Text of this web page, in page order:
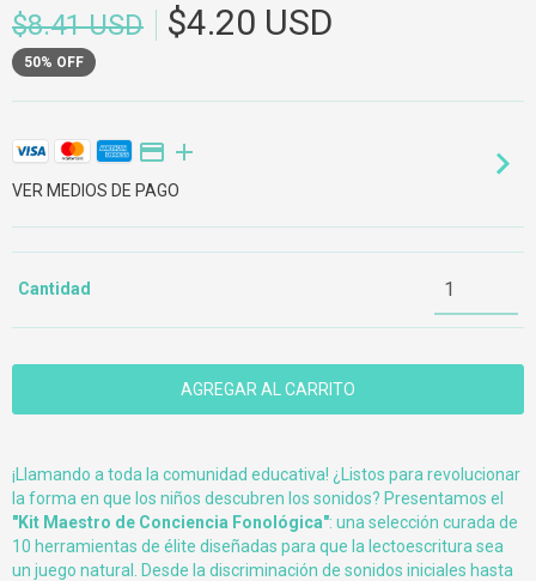
$8.41 USD $4.20 USD
50% OFF
VER MEDIOS DE PAGO
Cantidad
¡Llamando a toda la comunidad educativa! ¿Listos para revolucionar
la forma en que los niños descubren los sonidos? Presentamos el
"Kit Maestro de Conciencia Fonológica": una selección curada de
10 herramientas de élite diseñadas para que la lectoescritura sea
un juego natural. Desde la discriminación de sonidos iniciales hasta